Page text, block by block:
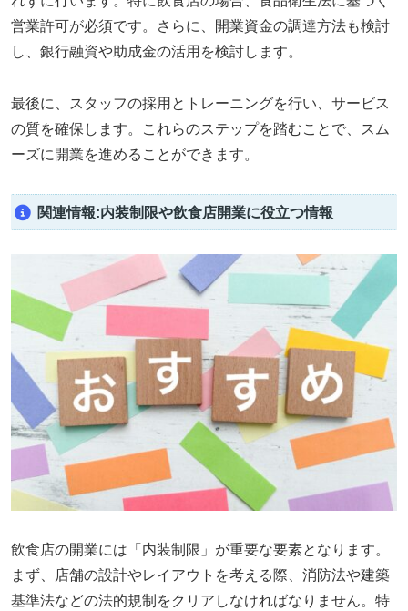
営業許可が必須です。さらに、開業資金の調達方法も検討
し、銀行融資や助成金の活用を検討します。
最後に、スタッフの採用とトレーニングを行い、サービス
の質を確保します。これらのステップを踏むことで、スム
ーズに開業を進めることができます。
関連情報:内装制限や飲食店開業に役立つ情報
飲食店の開業には「内装制限」が重要な要素となります。
まず、店舗の設計やレイアウトを考える際、消防法や建築
基準法などの法的規制をクリアしなければなりません。特